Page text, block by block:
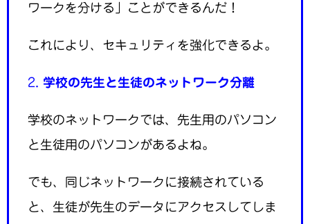
ワークを分ける」ことができるんだ！
これにより、セキュリティを強化できるよ。
2. 学校の先生と生徒のネットワーク分離
学校のネットワークでは、先生用のパソコン
と生徒用のパソコンがあるよね。
でも、同じネットワークに接続されている
と、生徒が先生のデータにアクセスしてしま